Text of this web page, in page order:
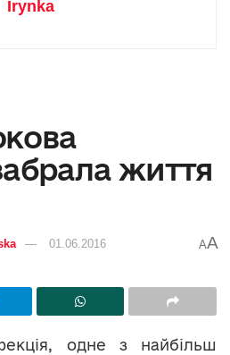
Irynka
життя
01.06.2016 AA
одне з найбільш